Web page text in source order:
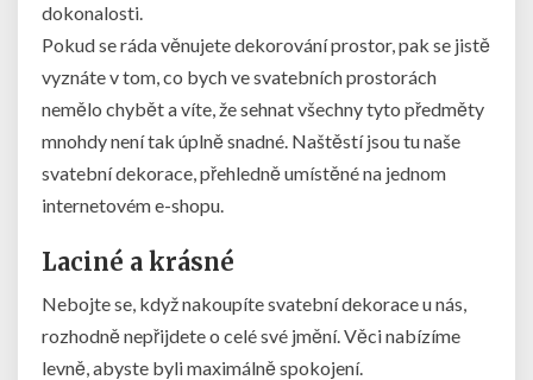
dokonalosti.
Pokud se ráda věnujete dekorování prostor, pak se jistě
vyznáte v tom, co bych ve svatebních prostorách
nemělo chybět a víte, že sehnat všechny tyto předměty
mnohdy není tak úplně snadné. Naštěstí jsou tu naše
svatební dekorace, přehledně umístěné na jednom
internetovém e-shopu.
Laciné a krásné
Nebojte se, když nakoupíte svatební dekorace u nás,
rozhodně nepřijdete o celé své jmění. Věci nabízíme
levně, abyste byli maximálně spokojení.